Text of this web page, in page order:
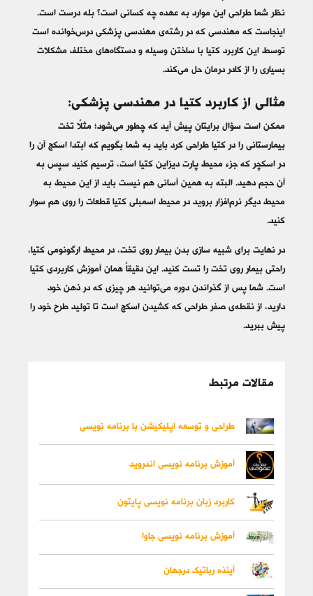
نظر شما طراحی این موارد به عهده چه کسانی است؟ بله درست است.
اینجاست که مهندسی که در رشته‌ی مهندسی پزشکی درس‌خوانده است
توسط این کاربرد کتیا با ساختن وسیله و دستگاه‌های مختلف مشکلات
بسیاری را از کادر درمان حل می‌کند.
مثالی از کاربرد کتیا در مهندسی پزشکی:
ممکن است سؤال برایتان پیش آید که چطور می‌شود؛ مثلاً تخت
بیمارستانی را در کتیا طراحی کرد باید به شما بگویم که ابتدا اسکچ آن را
در اسکچر که جزء محیط پارت دیزاین کتیا است، ترسیم کنید سپس به
آن حجم دهید. البته به همین آسانی هم نیست باید از این محیط به
محیط دیگر نرم‌افزار بروید در محیط اسمبلی کتیا قطعات را روی هم سوار
کنید.
در نهایت برای شبیه سازی بدن بیمار روی تخت، در محیط ارگونومی کتیا،
راحتی بیمار روی تخت را تست کنید. این دقیقاً همان آموزش کاربردی کتیا
است. شما پس از گذراندن دوره می‌توانید هر چیزی که در ذهن خود
دارید، از نقطه‌ی صفر طراحی که کشیدن اسکچ است تا تولید طرح خود را
پیش ببرید.
مقالات مرتبط
طراحی و توسعه اپلیکیشن با برنامه نویسی
آموزش برنامه نویسی اندروید
کاربرد زبان برنامه نویسی پایتون
آموزش برنامه نویسی جاوا
آینذه رباتیک درجهان